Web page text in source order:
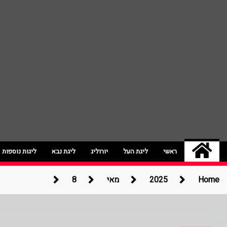
ג'אמפ בול | חדשות
אתר גאמפ בול ישראל אתר חדשות ספורט
ראשי ליגת העל יורוליג ליגת נבא ליגות נוספות
Home
2025 מאי 8